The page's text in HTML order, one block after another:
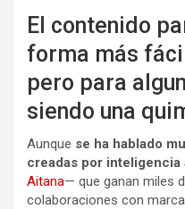
El contenido
forma más
pero para
siendo una
Aunque se ha hablado
creadas por inteligencia
Aitana— que ganan miles
colaboraciones con